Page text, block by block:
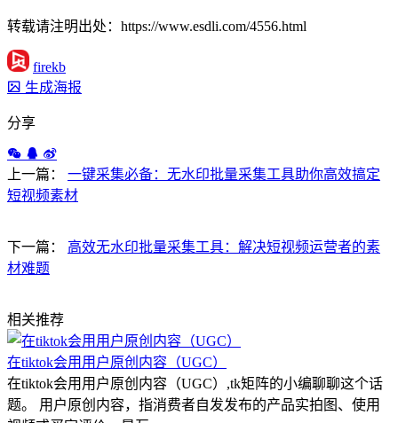
转载请注明出处：https://www.esdli.com/4556.html
firekb
生成海报
分享
上一篇：
一键采集必备：无水印批量采集工具助你高效搞定
短视频素材
下一篇：
高效无水印批量采集工具：解决短视频运营者的素
材难题
相关推荐
在tiktok会用用户原创内容（UGC）
在tiktok会用用户原创内容（UGC）,tk矩阵的小编聊聊这个话
题。 用户原创内容，指消费者自发发布的产品实拍图、使用